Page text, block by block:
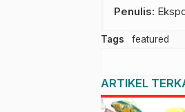
Penulis:
Tags featured
ARTIKEL